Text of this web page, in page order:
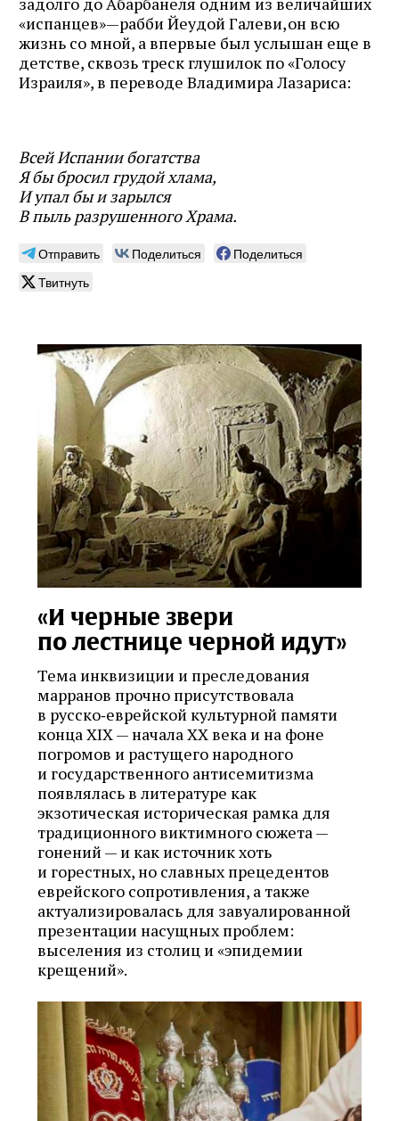
«испанцев» — ​рабби Йеудой Галеви, ​он всю
жизнь со мной, а впервые был услышан еще в
детстве, сквозь треск глушилок по «Голосу
Израиля», в переводе Владимира Лазариса:
Всей Испании богатства
Я бы бросил грудой хлама,
И упал бы и зарылся
В пыль разрушенного Храма.
Отправить Поделиться
Поделиться
Твитнуть
«И черные звери
по лестнице черной идут»
Тема инквизиции и преследования
марранов прочно присутствовала
в русско‑еврейской культурной памяти
конца XIX — начала ХХ века и на фоне
погромов и растущего народного
и государственного антисемитизма
появлялась в литературе как
экзотическая историческая рамка для
традиционного виктимного сюжета —
гонений — и как источник хоть
и горестных, но славных прецедентов
еврейского сопротивления, а также
актуализировалась для завуалированной
презентации насущных проблем:
выселения из столиц и «эпидемии
крещений».